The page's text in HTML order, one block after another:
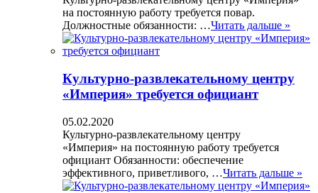
на постоянную работу требуется повар.
Должностные обязанности: …Читать дальше »
Культурно-развлекательному центру
«Империя» требуется официант
05.02.2020
Культурно-развлекательному центру
«Империя» на постоянную работу требуется
официант Обязанности: обеспечение
эффективного, приветливого, …Читать дальше »